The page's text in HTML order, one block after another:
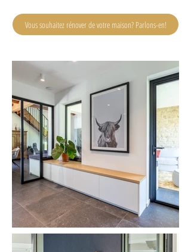
aménagement d'intérieur - Architecte d'intérieur
Vous souhaitez rénover de votre maison? Parlons-en!